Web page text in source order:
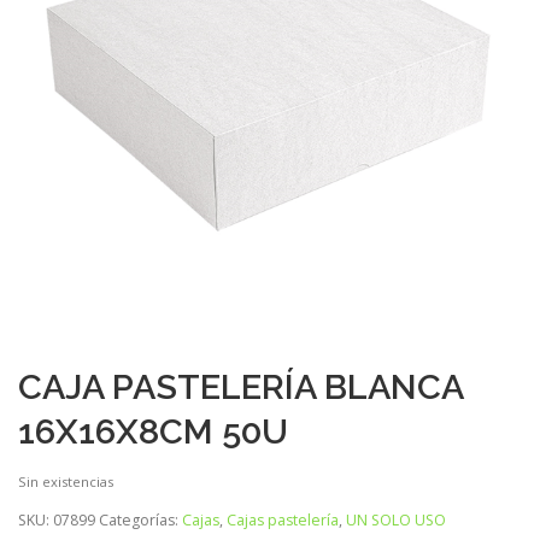
CAJA PASTELERÍA BLANCA
16X16X8CM 50U
Sin existencias
SKU: 07899 Categorías: Cajas, Cajas pastelería, UN SOLO USO